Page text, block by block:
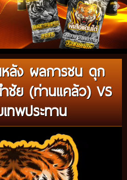
ลัง ผลการชน ดุก
ชัย (ท่านแคล้ว) VS
ทพประทาน